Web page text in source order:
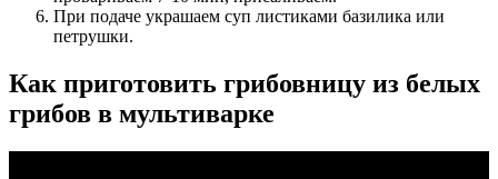
При подаче украшаем суп листиками базилика или
петрушки.
Как приготовить грибовницу из белых
грибов в мультиварке